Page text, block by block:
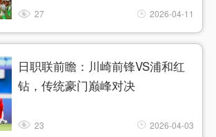
27 2026-04-11
日职联前瞻：川崎前锋VS浦和红
钻，传统豪门巅峰对决
23 2026-04-03